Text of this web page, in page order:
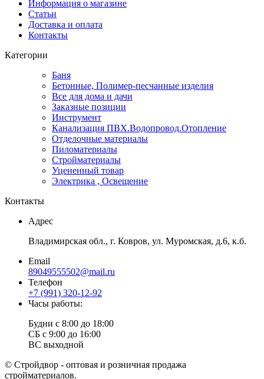
Информация о магазине
Статьи
Доставка и оплата
Контакты
Категории
Баня
Бетонные, Полимер-песчанные изделия
Все для дома и дачи
Заказные позиции
Инструмент
Канализация ПВХ.Водопровод.Отопление
Отделочные материалы
Пиломатериалы
Стройматериалы
Уцененный товар
Электрика , Освещение
Контакты
Адрес
Владимирская обл., г. Ковров, ул. Муромская, д.6, к.б.
Email
89049555502@mail.ru
Телефон
+7 (991) 320-12-92
Часы работы:
Будни с 8:00 до 18:00
СБ с 9:00 до 16:00
ВС выходной
© Стройдвор - оптовая и розничная продажа
стройматериалов.